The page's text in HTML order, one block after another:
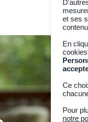
et ses
En
Ce
Pour
notre